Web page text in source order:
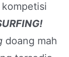
doang mah